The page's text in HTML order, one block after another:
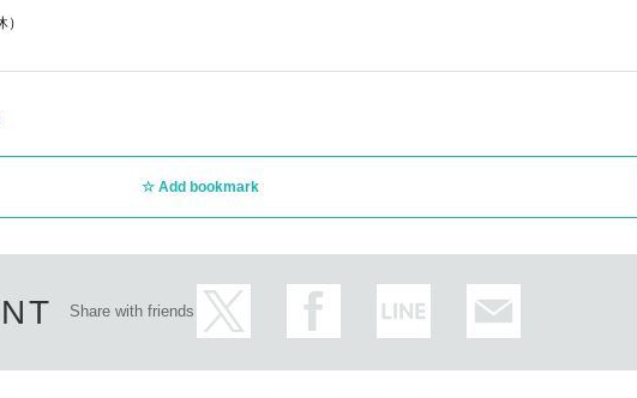
さい。
ットのご当選者様のみですが、やむを得ず未就学児(6歳未満)のお子様をお連れでの入店や、介助
ご希望の場合は入店確認の際にスタッフまでお声かけ下さい。
合もございます、ご了承ください。
をさせていただきます。
認された場合、ご入店をお断りいたします。
いたします。
、ご入場をお断りいたします。
Add bookmark
Share with friends